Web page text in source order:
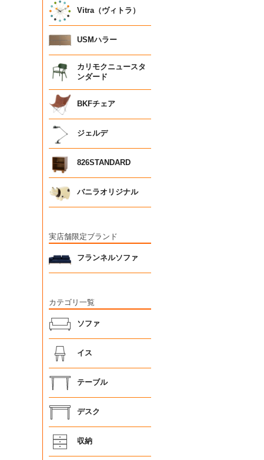
Vitra（ヴィトラ）
USMハラー
カリモクニュースタ
ンダード
BKFチェア
ジェルデ
826STANDARD
バニラオリジナル
実店舗限定ブランド
フランネルソファ
カテゴリ一覧
ソファ
イス
テーブル
デスク
収納